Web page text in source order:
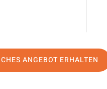
ANGEBOT ERHALTEN